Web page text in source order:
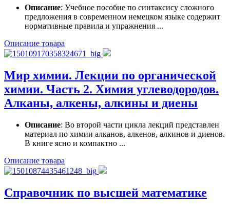
Описание: Учебное пособие по синтаксису сложного
предложения в современном немецком языке содержит
нормативные правила и упражнения ...
Описание товара
Мир химии. Лекции по органической
химии. Часть 2. Химия углеводородов.
Алканы, алкены, алкины и диены
Описание: Во второй части цикла лекций представлен
материал по химии алканов, алкенов, алкинов и диенов.
В книге ясно и компактно ...
Описание товара
Справочник по высшей математике